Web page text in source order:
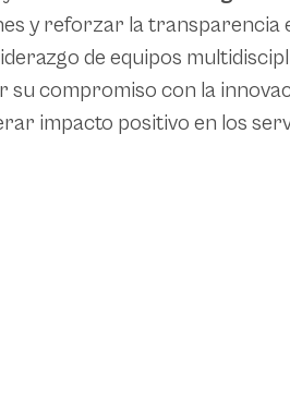
y reforzar la transparencia
de equipos
compromiso con la
impacto positivo en los